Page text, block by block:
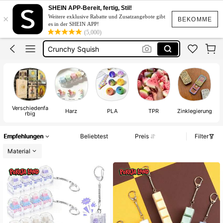
BEKOMME
×
SHEIN APP-Bereit, fertig, Stil!
Weitere exklusive Rabatte und Zusatzangebote gibt
es in der SHEIN APP!
(5,000)
Squishies
Squishy
Crunchy Squish
Squisy
Squishies
Verschiedenfa
rbig Harz PLA TPR Zinklegierung
Empfehlungen Beliebtest Preis
Filter
Material